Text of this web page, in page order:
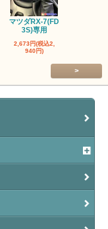
マツダRX-7(FD
3S)専用
2,673円(税込2,
940円)
>